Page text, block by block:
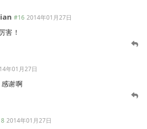
#16 2014年01月27日
害！
年01月27日
感谢啊
2014年01月27日